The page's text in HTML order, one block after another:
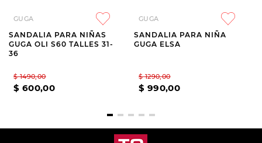
GUGA
SANDALIA PARA NIÑAS
GUGA OLI S60 TALLES 31-
36
$ 1490,00
$ 600,00
GUGA
SANDALIA PARA NIÑA
GUGA ELSA
$ 1290,00
$ 990,00